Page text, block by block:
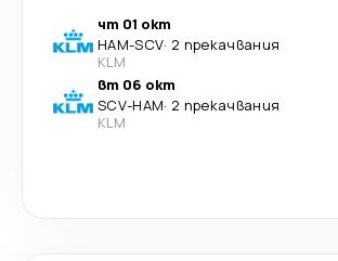
чт 01 окт
HAM-SCV· 2 прекачвания
KLM
вт 06 окт
SCV-HAM· 2 прекачвания
KLM